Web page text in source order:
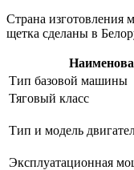
Страна изготовления
щетка сделаны в
Тип базовой машины
Тяговый класс
Тип и модель
Эксплуатационная